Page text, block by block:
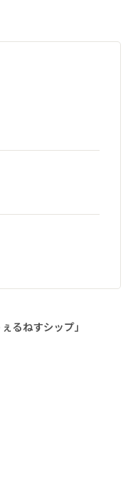
るねすシップ」